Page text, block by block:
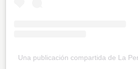
Una publicación compartida de La